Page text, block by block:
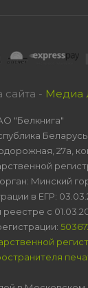
сайта - Медиа
"Белкнига"
Беларусь,
27а,
Минский
в ЕГР:
с